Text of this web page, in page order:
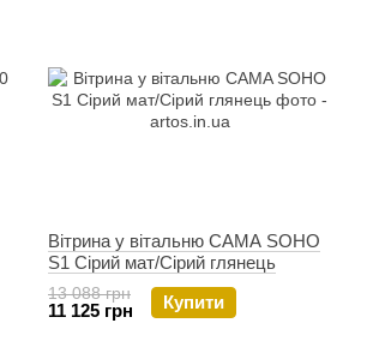
Вітрина у вітальню CAMA SOHO
S1 Сірий мат/Сірий глянець
13 088 грн
11 125 грн Купити